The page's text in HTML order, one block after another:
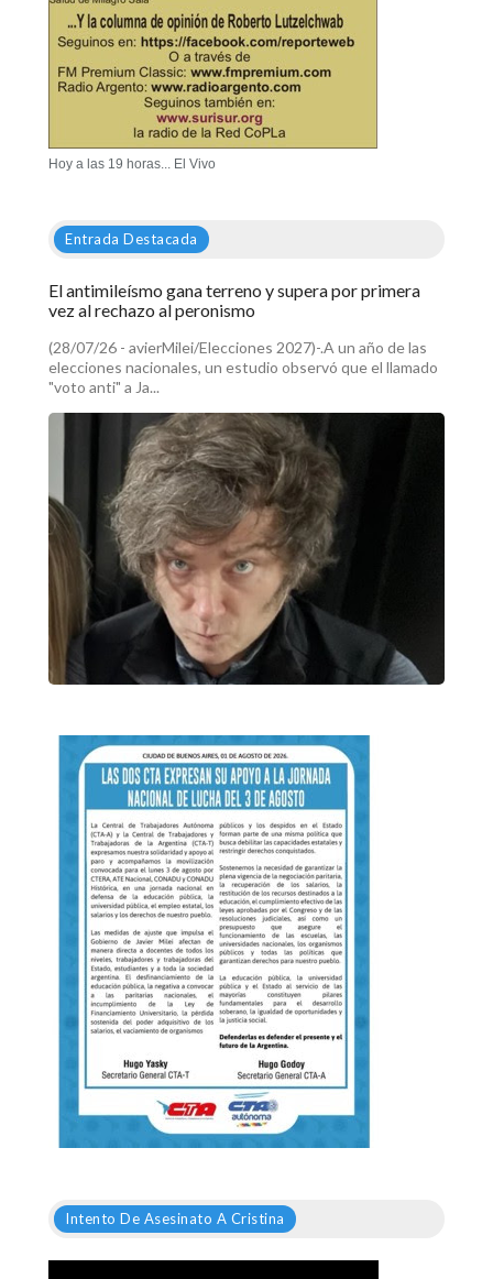
Hoy a las 19 horas... El Vivo
Entrada Destacada
El antimileísmo gana terreno y supera por primera
vez al rechazo al peronismo
(28/07/26 - avierMilei/Elecciones 2027)-.A un año de las
elecciones nacionales, un estudio observó que el llamado
"voto anti" a Ja...
Intento De Asesinato A Cristina